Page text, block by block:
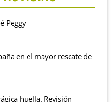
Peggy
en el mayor rescate de
huella. Revisión